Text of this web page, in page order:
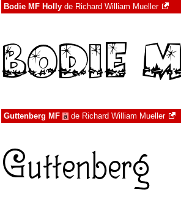
Bodie MF Holly de Richard William Mueller
Guttenberg MF à de Richard William Mueller